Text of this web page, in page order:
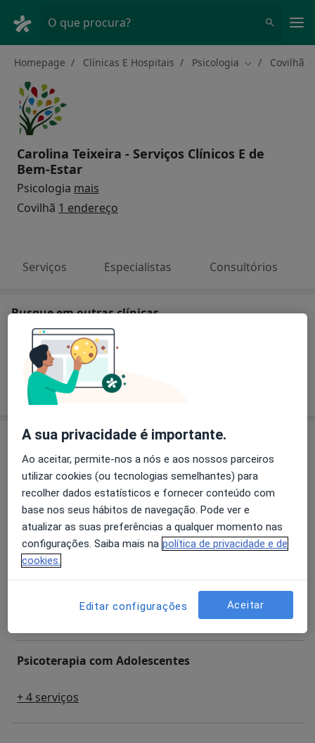
O que procura?
Homepage Clínicas E Hospitais Psicologia Mudar de
Covilhã
Carolina Teixeira - Serviços Clínicos E de
Bem-Estar
Psicologia mais
Covilhã 1 endereço
Serviços Especialistas Consultórios
Busque em outras clínicas
O que está procurando?
Psicólogo
Pesquisar outra especialidade
Serviços
Avaliação Psicológica
Consulta domiciliar Psicologia
Psicoterapia com Adolescentes
+ 4 serviços
A sua privacidade é importante.
Ao aceitar, permite-nos a nós e aos nossos parceiros
utilizar cookies (ou tecnologias semelhantes) para
recolher dados estatísticos e fornecer conteúdo com
base nos seus hábitos de navegação. Pode ver e
atualizar as suas preferências a qualquer momento nas
configurações. Saiba mais na política de privacidade e de
cookies.
Editar configurações Aceitar